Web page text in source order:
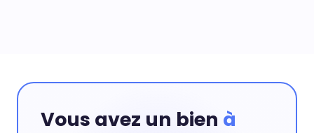
Vous avez un bien à